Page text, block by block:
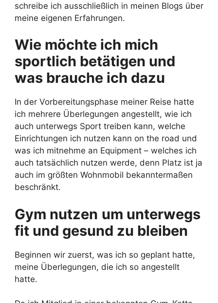
schreibe ich ausschließlich in meinen Blogs über
meine eigenen Erfahrungen.
Wie möchte ich mich
sportlich betätigen und
was brauche ich dazu
In der Vorbereitungsphase meiner Reise hatte
ich mehrere Überlegungen angestellt, wie ich
auch unterwegs Sport treiben kann, welche
Einrichtungen ich nutzen kann on the road und
was ich mitnehme an Equipment – welches ich
auch tatsächlich nutzen werde, denn Platz ist ja
auch im größten Wohnmobil bekanntermaßen
beschränkt.
Gym nutzen um unterwegs
fit und gesund zu bleiben
Beginnen wir zuerst, was ich so geplant hatte,
meine Überlegungen, die ich so angestellt
hatte.